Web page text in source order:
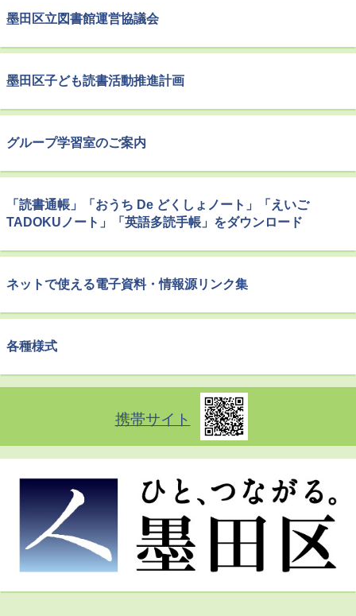
墨田区立図書館運営協議会
墨田区子ども読書活動推進計画
グループ学習室のご案内
「読書通帳」「おうち De どくしょノート」「えいご
TADOKUノート」「英語多読手帳」をダウンロード
ネットで使える電子資料・情報源リンク集
各種様式
携帯サイト